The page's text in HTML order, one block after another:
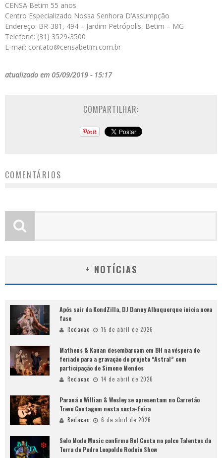
CENSA Betim 55 anos
Centro Especializado Nossa Senhora D’Assumpção
Endereço: BR-381, 494 – Jardim Petrópolis, Betim – MG
Telefone: (31) 3529-3500
E-mail: contato@censabetim.com.br
atualizado em 05/09/2019 - 15:17
COMPARTILHAR:
COMENTÁRIOS
+ NOTÍCIAS
Após sair da KondZilla, DJ Danny Albuquerque inicia nova
fase
Redacao 15 de abril de 2026
Matheus & Kauan desembarcam em BH na véspera de
feriado para a gravação do projeto “Astral” com
participação de Simone Mendes
Redacao 14 de abril de 2026
Paraná e Willian & Wesley se apresentam no Carretão
Trevo Contagem nesta sexta-feira
Redacao 6 de abril de 2026
Selo Moda Music confirma Bel Costa no palco Talentos da
Terra do Pedro Leopoldo Rodeio Show